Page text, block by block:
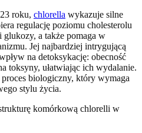
roku, chlorella wykazuje silne
regulację poziomu cholesterolu
a także pomaga w
Jej najbardziej intrygującą
na detoksykację: obecność
toksyny, ułatwiając ich wydalanie.
biologiczny, który wymaga
stylu życia.